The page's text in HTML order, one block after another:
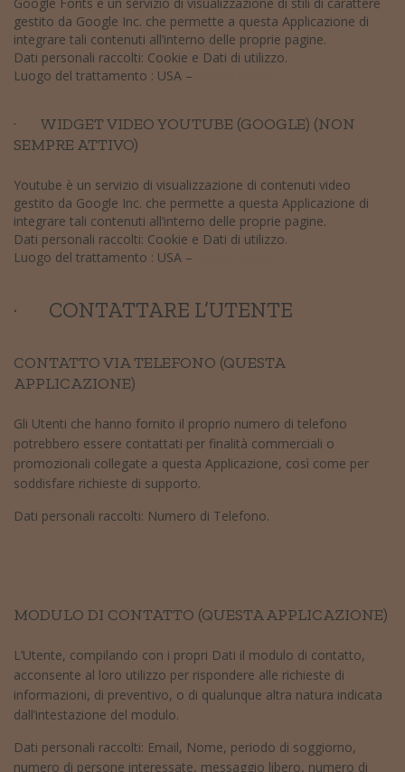
gestito da Google Inc. che permette a questa Applicazione di
integrare tali contenuti all’interno delle proprie pagine.
Dati personali raccolti: Cookie e Dati di utilizzo.
Luogo del trattamento : USA –
· WIDGET VIDEO YOUTUBE (GOOGLE) (NON
SEMPRE ATTIVO)
Youtube è un servizio di visualizzazione di contenuti video
gestito da Google Inc. che permette a questa Applicazione di
integrare tali contenuti all’interno delle proprie pagine.
Dati personali raccolti: Cookie e Dati di utilizzo.
Luogo del trattamento : USA –
· CONTATTARE L’UTENTE
CONTATTO VIA TELEFONO (QUESTA
APPLICAZIONE)
Gli Utenti che hanno fornito il proprio numero di telefono
potrebbero essere contattati per finalità commerciali o
promozionali collegate a questa Applicazione, così come per
soddisfare richieste di supporto.
Dati personali raccolti: Numero di Telefono.
MODULO DI CONTATTO (QUESTA APPLICAZIONE)
L’Utente, compilando con i propri Dati il modulo di contatto,
acconsente al loro utilizzo per rispondere alle richieste di
informazioni, di preventivo, o di qualunque altra natura indicata
dall’intestazione del modulo.
Dati personali raccolti: Email, Nome, periodo di soggiorno,
numero di persone interessate, messaggio libero, numero di